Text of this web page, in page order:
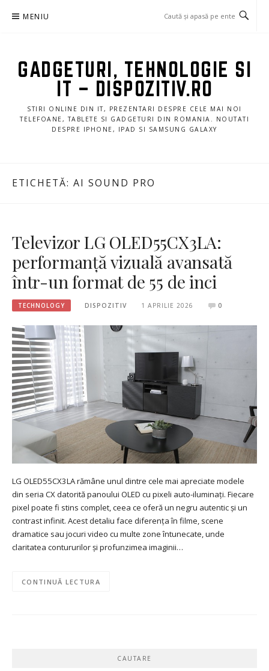
MENIU
GADGETURI, TEHNOLOGIE SI
IT – DISPOZITIV.RO
STIRI ONLINE DIN IT, PREZENTARI DESPRE CELE MAI NOI
TELEFOANE, TABLETE SI GADGETURI DIN ROMANIA. NOUTATI
DESPRE IPHONE, IPAD SI SAMSUNG GALAXY
ETICHETĂ: AI SOUND PRO
Televizor LG OLED55CX3LA:
performanță vizuală avansată
într-un format de 55 de inci
TECHNOLOGY DISPOZITIV 1 APRILIE 2026 0
LG OLED55CX3LA rămâne unul dintre cele mai apreciate modele
din seria CX datorită panoului OLED cu pixeli auto-iluminați. Fiecare
pixel poate fi stins complet, ceea ce oferă un negru autentic și un
contrast infinit. Acest detaliu face diferența în filme, scene
dramatice sau jocuri video cu multe zone întunecate, unde
claritatea contururilor și profunzimea imaginii…
CONTINUĂ LECTURA
CAUTARE